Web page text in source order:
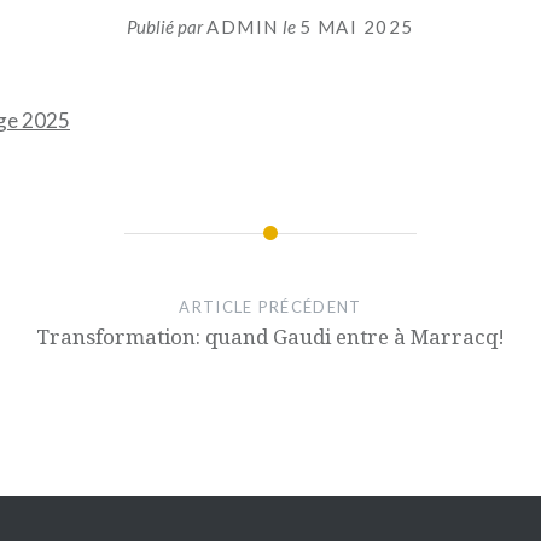
Publié parADMIN le 5 MAI 2025
2025
ARTICLE PRÉCÉDENT
Transformation: quand Gaudi entre à Marracq!